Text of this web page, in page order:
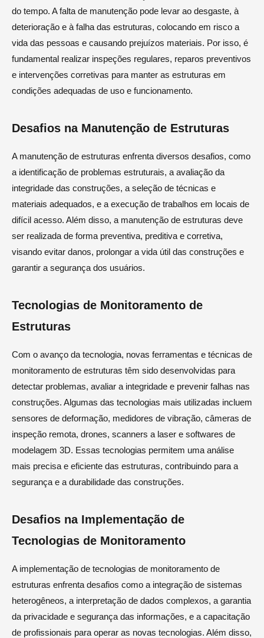
do tempo. A falta de manutenção pode levar ao desgaste, à
deterioração e à falha das estruturas, colocando em risco a
vida das pessoas e causando prejuízos materiais. Por isso, é
fundamental realizar inspeções regulares, reparos preventivos
e intervenções corretivas para manter as estruturas em
condições adequadas de uso e funcionamento.
Desafios na Manutenção de Estruturas
A manutenção de estruturas enfrenta diversos desafios, como
a identificação de problemas estruturais, a avaliação da
integridade das construções, a seleção de técnicas e
materiais adequados, e a execução de trabalhos em locais de
difícil acesso. Além disso, a manutenção de estruturas deve
ser realizada de forma preventiva, preditiva e corretiva,
visando evitar danos, prolongar a vida útil das construções e
garantir a segurança dos usuários.
Tecnologias de Monitoramento de
Estruturas
Com o avanço da tecnologia, novas ferramentas e técnicas de
monitoramento de estruturas têm sido desenvolvidas para
detectar problemas, avaliar a integridade e prevenir falhas nas
construções. Algumas das tecnologias mais utilizadas incluem
sensores de deformação, medidores de vibração, câmeras de
inspeção remota, drones, scanners a laser e softwares de
modelagem 3D. Essas tecnologias permitem uma análise
mais precisa e eficiente das estruturas, contribuindo para a
segurança e a durabilidade das construções.
Desafios na Implementação de
Tecnologias de Monitoramento
A implementação de tecnologias de monitoramento de
estruturas enfrenta desafios como a integração de sistemas
heterogêneos, a interpretação de dados complexos, a garantia
da privacidade e segurança das informações, e a capacitação
de profissionais para operar as novas tecnologias. Além disso,